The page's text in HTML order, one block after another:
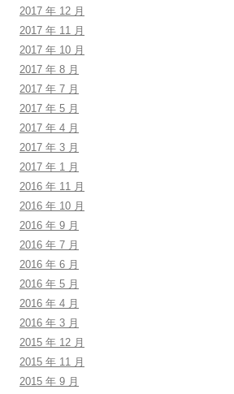
2017 年 12 月
2017 年 11 月
2017 年 10 月
2017 年 8 月
2017 年 7 月
2017 年 5 月
2017 年 4 月
2017 年 3 月
2017 年 1 月
2016 年 11 月
2016 年 10 月
2016 年 9 月
2016 年 7 月
2016 年 6 月
2016 年 5 月
2016 年 4 月
2016 年 3 月
2015 年 12 月
2015 年 11 月
2015 年 9 月